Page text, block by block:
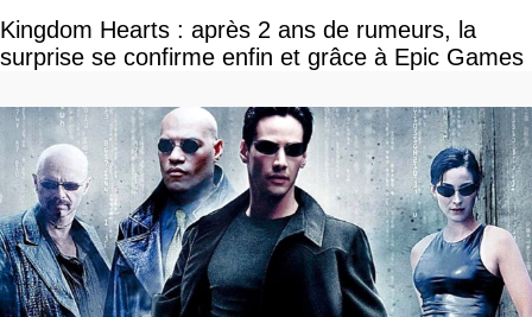
Kingdom Hearts : après 2 ans de rumeurs, la
surprise se confirme enfin et grâce à Epic Games